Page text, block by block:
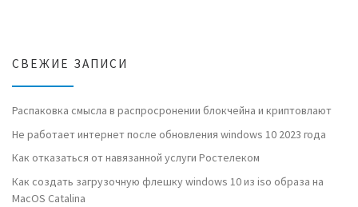
СВЕЖИЕ ЗАПИСИ
Распаковка смысла в распросронении блокчейна и криптовлают
Не работает интернет после обновления windows 10 2023 года
Как отказаться от навязанной услуги Ростелеком
Как создать загрузочную флешку windows 10 из iso образа на
MacOS Catalina